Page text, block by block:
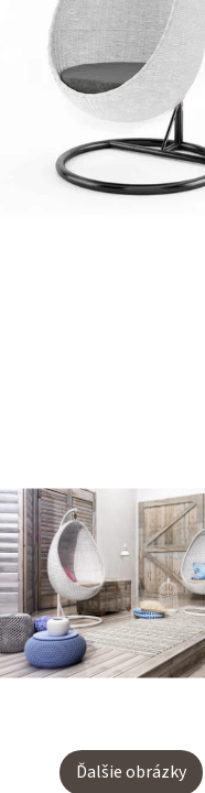
Ďalšie obrázky